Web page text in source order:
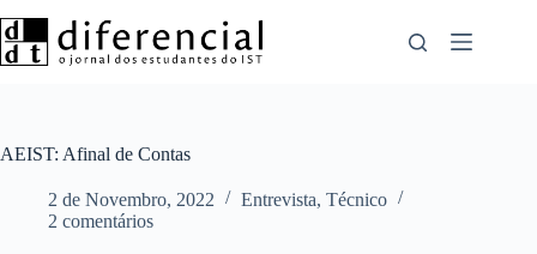
para
o
AEIST: Afinal de Contas
2 de Novembro, 2022 Entrevista, Técnico
2 comentários